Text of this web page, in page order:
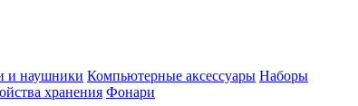
и наушники Компьютерные аксессуары Наборы
хранения Фонари